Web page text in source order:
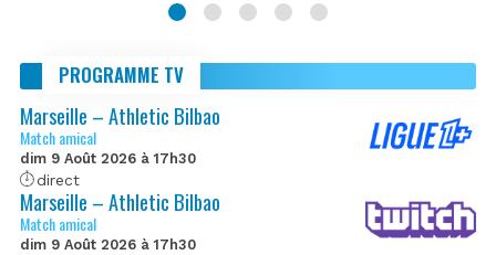
PROGRAMME TV
Marseille – Athletic Bilbao
Match amical
dim 9 Août 2026 à 17h30
direct
Marseille – Athletic Bilbao
Match amical
dim 9 Août 2026 à 17h30